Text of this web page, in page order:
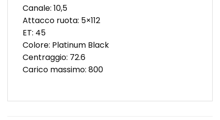
Canale: 10,5
Attacco ruota: 5×112
ET: 45
Colore: Platinum Black
Centraggio: 72.6
Carico massimo: 800